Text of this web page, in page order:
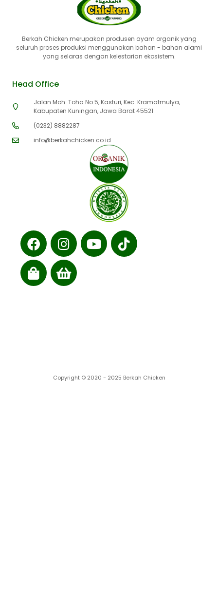
Berkah Chicken merupakan produsen ayam organik yang
seluruh proses produksi menggunakan bahan - bahan alami
yang selaras dengan kelestarian ekosistem.
Head Office
Jalan Moh. Toha No.5, Kasturi, Kec. Kramatmulya,
Kabupaten Kuningan, Jawa Barat 45521
(0232) 8882287
info@berkahchicken.co.id
Copyright © 2020 - 2025 Berkah Chicken